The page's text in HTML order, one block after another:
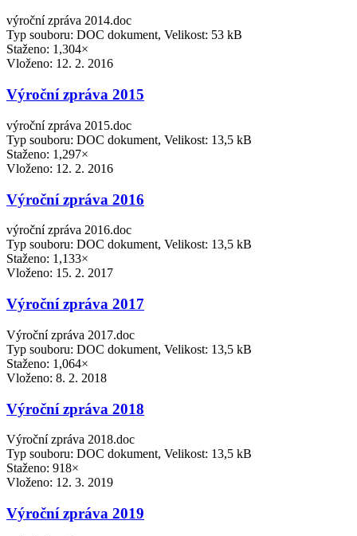
výroční zpráva 2014.doc
Typ souboru: DOC dokument, Velikost: 53 kB
Staženo: 1,304×
Vloženo: 12. 2. 2016
Výroční zpráva 2015
výroční zpráva 2015.doc
Typ souboru: DOC dokument, Velikost: 13,5 kB
Staženo: 1,297×
Vloženo: 12. 2. 2016
Výroční zpráva 2016
výroční zpráva 2016.doc
Typ souboru: DOC dokument, Velikost: 13,5 kB
Staženo: 1,133×
Vloženo: 15. 2. 2017
Výroční zpráva 2017
Výroční zpráva 2017.doc
Typ souboru: DOC dokument, Velikost: 13,5 kB
Staženo: 1,064×
Vloženo: 8. 2. 2018
Výroční zpráva 2018
Výroční zpráva 2018.doc
Typ souboru: DOC dokument, Velikost: 13,5 kB
Staženo: 918×
Vloženo: 12. 3. 2019
Výroční zpráva 2019